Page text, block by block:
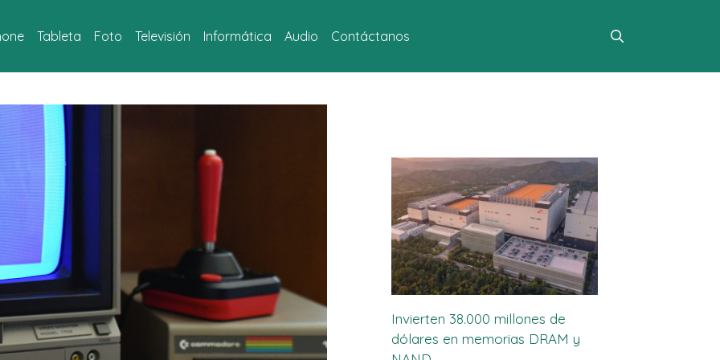
Tableta Foto Televisión Informática Audio Contáctanos
Invierten 38.000 millones de
dólares en memorias DRAM y